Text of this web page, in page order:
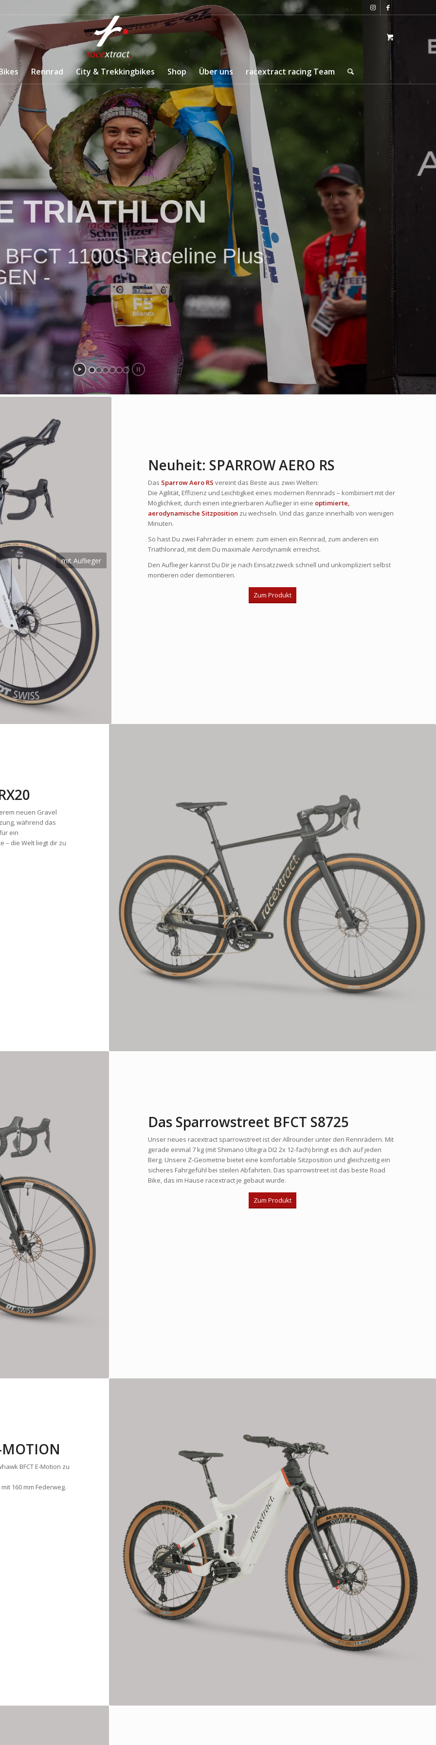
Rennrad City & Trekkingbikes Shop Über uns racextract racing Team
BFCT 1100S Raceline Plus
EN -
ITZER RACING T EAM
PEAN CH AMPI
TRIATHLON
mit Auflieger
Neuheit: SPARROW AERO RS
Das Sparrow Aero RS vereint das Beste aus zwei Welten:
Die Agilität, Effizienz und Leichtigkeit eines modernen Rennrads – kombiniert mit der
Möglichkeit, durch einen integrierbaren Auflieger in eine optimierte,
aerodynamische Sitzposition zu wechseln. Und das ganze innerhalb von wenigen
Minuten.
So hast Du zwei Fahrräder in einem: zum einen ein Rennrad, zum anderen ein
Triathlonrad, mit dem Du maximale Aerodynamik erreichst.
Den Auflieger kannst Du Dir je nach Einsatzzweck schnell und unkompliziert selbst
montieren oder demontieren.
Zum Produkt
neuen Gravel
während das
ein
– die Welt liegt dir zu
Das Sparrowstreet BFCT S8725
Unser neues racextract sparrowstreet ist der Allrounder unter den Rennrädern. Mit
gerade einmal 7 kg (mit Shimano Ultegra DI2 2x 12-fach) bringt es dich auf jeden
Berg. Unsere Z-Geometrie bietet eine komfortable Sitzposition und gleichzeitig ein
sicheres Fahrgefühl bei steilen Abfahrten. Das sparrowstreet ist das beste Road
Bike, das im Hause racextract je gebaut wurde.
Zum Produkt
MOTION
BFCT E-Motion zu
160 mm Federweg.